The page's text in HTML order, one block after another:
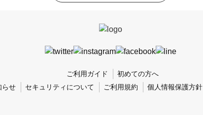
ご利用ガイド
初めての方へ
らせ
セキュリティについて ご利用規約 個人情報保護方針